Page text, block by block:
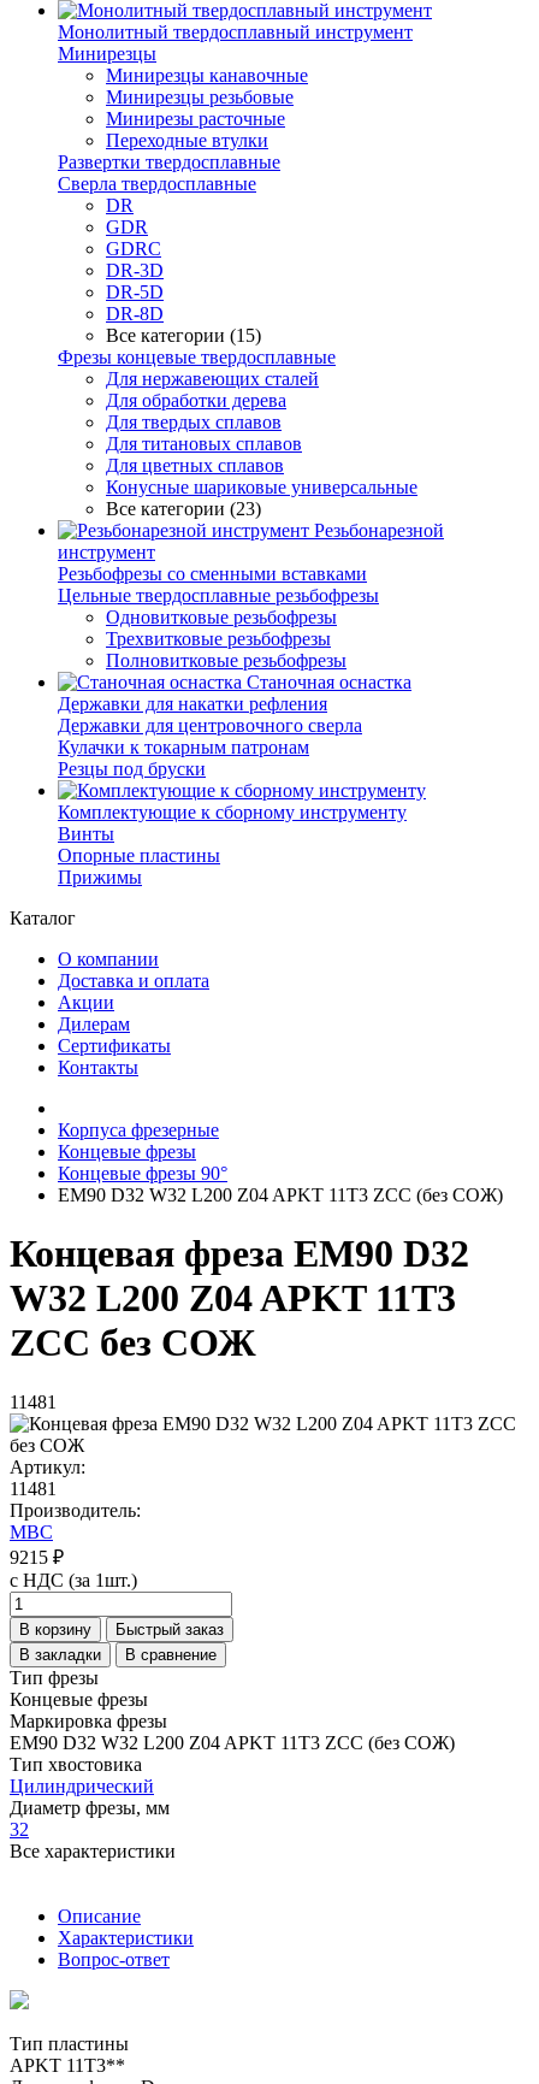
Монолитный твердосплавный инструмент
Минирезцы
Минирезцы канавочные
Минирезцы резьбовые
Минирезы расточные
Переходные втулки
Развертки твердосплавные
Сверла твердосплавные
DR
GDR
GDRC
DR-3D
DR-5D
DR-8D
Все категории (15)
Фрезы концевые твердосплавные
Для нержавеющих сталей
Для обработки дерева
Для твердых сплавов
Для титановых сплавов
Для цветных сплавов
Конусные шариковые универсальные
Все категории (23)
Резьбонарезной
инструмент
Резьбофрезы со сменными вставками
Цельные твердосплавные резьбофрезы
Одновитковые резьбофрезы
Трехвитковые резьбофрезы
Полновитковые резьбофрезы
Станочная оснастка
Державки для накатки рефления
Державки для центровочного сверла
Кулачки к токарным патронам
Резцы под бруски
Комплектующие к сборному инструменту
Винты
Опорные пластины
Прижимы
Каталог
О компании
Доставка и оплата
Акции
Дилерам
Сертификаты
Контакты
Корпуса фрезерные
Концевые фрезы
Концевые фрезы 90°
EM90 D32 W32 L200 Z04 APKT 11T3 ZCC (без СОЖ)
Концевая фреза EM90 D32
W32 L200 Z04 APKT 11T3
ZCC без СОЖ
11481
Артикул:
11481
Производитель:
MBC
9215 ₽
с НДС (за 1шт.)
В корзину
Быстрый заказ
В закладки
В сравнение
Тип фрезы
Концевые фрезы
Маркировка фрезы
EM90 D32 W32 L200 Z04 APKT 11T3 ZCC (без СОЖ)
Тип хвостовика
Цилиндрический
Диаметр фрезы, мм
32
Все характеристики
Описание
Характеристики
Вопрос-ответ
Тип пластины
APKT 11T3**